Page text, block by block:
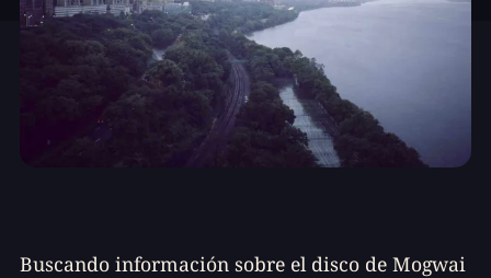
Buscando información sobre el disco de Mogwai